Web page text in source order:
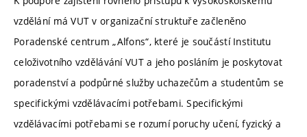
vzdělání má VUT v organizační struktuře začleněno
Poradenské centrum „Alfons“, které je součástí Institutu
celoživotního vzdělávání VUT a jeho posláním je poskytovat
poradenství a podpůrné služby uchazečům a studentům se
specifickými vzdělávacími potřebami. Specifickými
vzdělávacími potřebami se rozumí poruchy učení, fyzický a